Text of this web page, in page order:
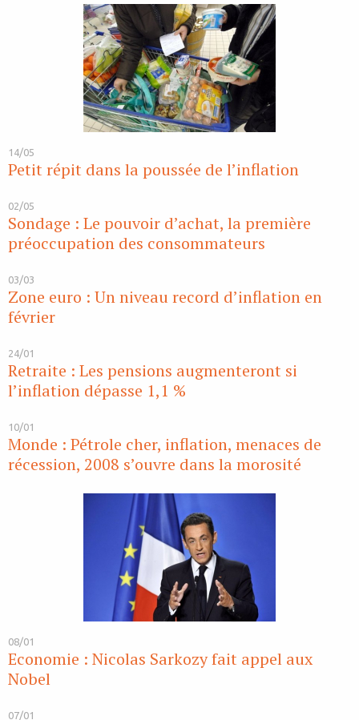
14/05
Petit répit dans la poussée de l’inflation
02/05
Sondage : Le pouvoir d’achat, la première
préoccupation des consommateurs
03/03
Zone euro : Un niveau record d’inflation en
février
24/01
Retraite : Les pensions augmenteront si
l’inflation dépasse 1,1 %
10/01
Monde : Pétrole cher, inflation, menaces de
récession, 2008 s’ouvre dans la morosité
08/01
Economie : Nicolas Sarkozy fait appel aux
Nobel
07/01